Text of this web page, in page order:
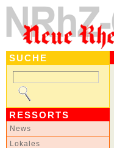
SUCHE
RESSORTS
News
Lokales